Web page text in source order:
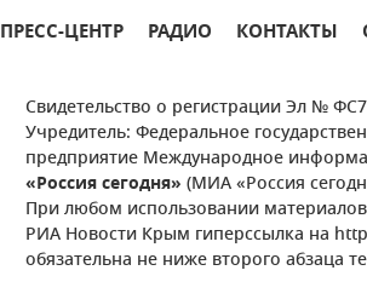
ПРЕСС-ЦЕНТР РАДИО КОНТАКТЫ
Свидетельство о регистрации Эл №
Учредитель: Федеральное
предприятие Международное
«Россия сегодня» (МИА «Россия
При любом использовании
РИА Новости Крым гиперссылка на
обязательна не ниже второго абзаца